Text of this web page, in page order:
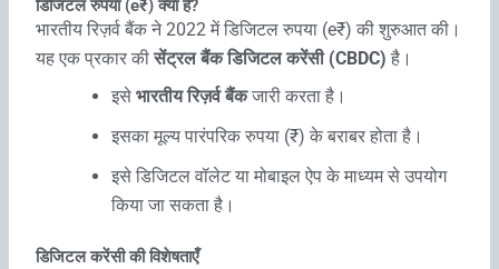
डिजिटल रुपया (e₹) क्या है?
भारतीय रिज़र्व बैंक ने 2022 में डिजिटल रुपया (e₹) की शुरुआत की।
यह एक प्रकार कीसेंट्रल बैंक डिजिटल करेंसी (CBDC) है।
इसेभारतीय रिज़र्व बैंकजारी करता है।
इसका मूल्य पारंपरिक रुपया (₹) के बराबर होता है।
इसे डिजिटल वॉलेट या मोबाइल ऐप के माध्यम से उपयोग
किया जा सकता है।
डिजिटल करेंसी की विशेषताएँ